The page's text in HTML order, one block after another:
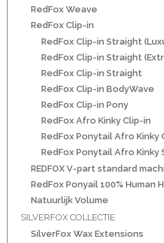
20 inch | Luxe & Natuurlijk Volume
RedFox Weave
RedFox Clip-in
RedFox Clip-in Straight
RedFox Clip-in Straight
RedFox Clip-in Straight
RedFox Clip-in BodyWave
RedFox Clip-in Pony
RedFox Afro Kinky Clip-in
RedFox Ponytail Afro Kinky
RedFox Ponytail Afro Kinky
REDFOX V-part standard
RedFox Ponyail 100% Human
Natuurlijk Volume
SILVERFOX COLLECTIE
SilverFox Wax Extensions